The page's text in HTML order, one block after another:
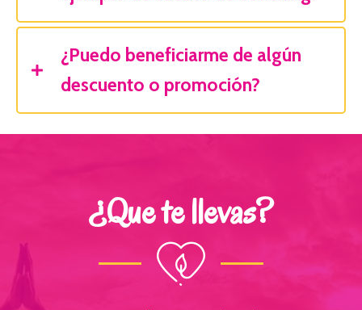
¿Puedo beneficiarme de algún
descuento o promoción?
¿Que te llevas?